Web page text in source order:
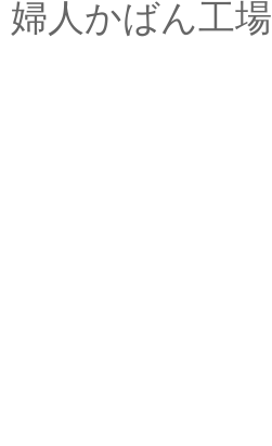
婦人かばん工場